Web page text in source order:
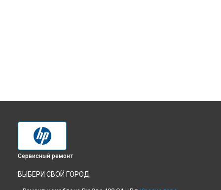
Сервисный ремонт
ВЫБЕРИ СВОЙ ГОРОД